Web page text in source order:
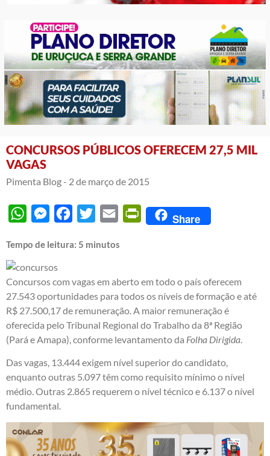
CONCURSOS PÚBLICOS OFERECEM 27,5 MIL
VAGAS
Pimenta Blog - 2 de março de 2015
WhatsAppMessengerFacebook
Twitter Email PrintFriendly
Share
Tempo de leitura: 5 minutos
Concursos com vagas em aberto em todo o país oferecem
27.543 oportunidades para todos os níveis de formação e até
R$ 27.500,17 de remuneração. A maior remuneração é
oferecida pelo Tribunal Regional do Trabalho da 8ª Região
(Pará e Amapa), conforme levantamento da Folha Dirigida.
Das vagas, 13.444 exigem nível superior do candidato,
enquanto outras 5.097 têm como requisito mínimo o nível
médio. Outras 2.865 requerem o nível técnico e 6.137 o nível
fundamental.